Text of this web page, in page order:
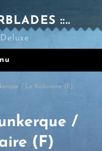
::..
/ Le Kalavaire (F)
/
(F)